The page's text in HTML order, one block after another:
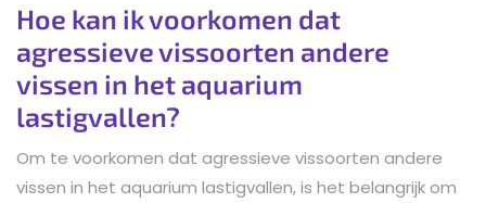
Hoe kan ik voorkomen dat
agressieve vissoorten andere
vissen in het aquarium
lastigvallen?
Om te voorkomen dat agressieve vissoorten andere
vissen in het aquarium lastigvallen, is het belangrijk om